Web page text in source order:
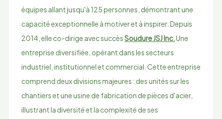
équipes allant jusqu'à 125 personnes, démontrant une
capacité exceptionnelle à motiver et à inspirer. Depuis
2014, elle co-dirige avec succèsSoudure JSJ Inc.Une
entreprise diversifiée, opérant dans les secteurs
industriel, institutionnel et commercial. Cette entreprise
comprend deux divisions majeures : des unités sur les
chantiers et une usine de fabrication de pièces d'acier,
illustrant la diversité et la complexité de ses